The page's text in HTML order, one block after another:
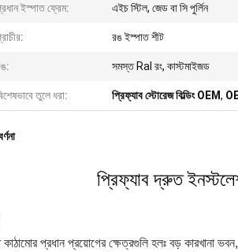
ইস্পাত ফ্রেম: এইচ স্টিল, জেড বা সি পুর্লিন
রঙ ইস্পাত শীট
সমস্ত Ral রং, কাস্টমাইজড
তুলে ধরা: প্রিফ্যাব স্টোরেজ বিল্ডিং OEM,
প্রিফ্যাব দ্রুত
প্রধান প্রয়োগের ক্ষেত্রগুলি হলঃ বড় কারখানা